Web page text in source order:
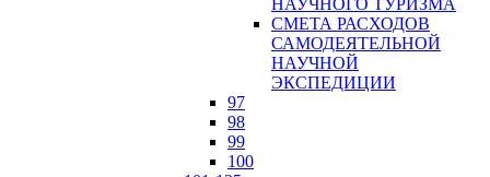
НАУЧНОГО ТУРИЗМА
СМЕТА РАСХОДОВ
САМОДЕЯТЕЛЬНОЙ
НАУЧНОЙ
ЭКСПЕДИЦИИ
97
98
99
100